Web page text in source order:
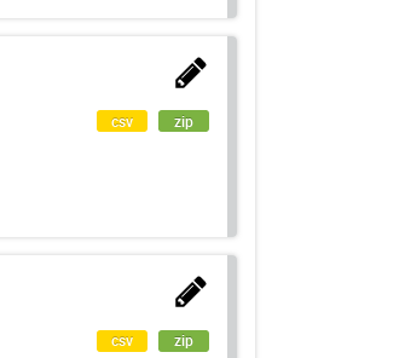
csv zip
csv zip